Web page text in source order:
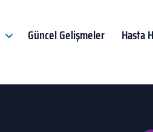
Güncel Gelişmeler Hasta